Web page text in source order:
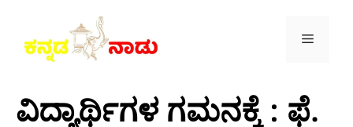
ವಿದ್ಯಾರ್ಥಿಗಳ ಗಮನಕ್ಕೆ : ಫೆ.